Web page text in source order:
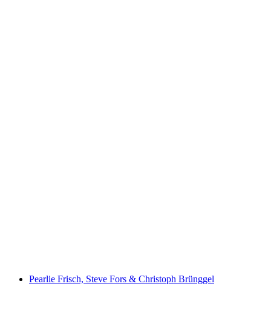
Pearlie Frisch, Steve Fors & Christoph Brünggel